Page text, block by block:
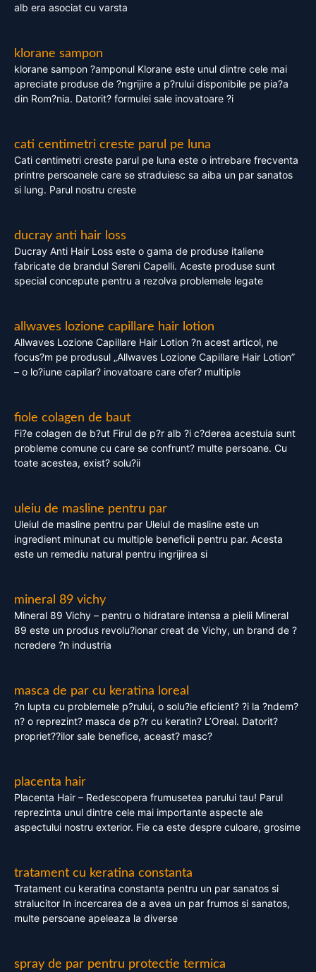
alb era asociat cu varsta
klorane sampon
klorane sampon ?amponul Klorane este unul dintre cele mai
apreciate produse de ?ngrijire a p?rului disponibile pe pia?a
din Rom?nia. Datorit? formulei sale inovatoare ?i
cati centimetri creste parul pe luna
Cati centimetri creste parul pe luna este o intrebare frecventa
printre persoanele care se straduiesc sa aiba un par sanatos
si lung. Parul nostru creste
ducray anti hair loss
Ducray Anti Hair Loss este o gama de produse italiene
fabricate de brandul Sereni Capelli. Aceste produse sunt
special concepute pentru a rezolva problemele legate
allwaves lozione capillare hair lotion
Allwaves Lozione Capillare Hair Lotion ?n acest articol, ne
focus?m pe produsul „Allwaves Lozione Capillare Hair Lotion”
– o lo?iune capilar? inovatoare care ofer? multiple
fiole colagen de baut
Fi?e colagen de b?ut Firul de p?r alb ?i c?derea acestuia sunt
probleme comune cu care se confrunt? multe persoane. Cu
toate acestea, exist? solu?ii
uleiu de masline pentru par
Uleiul de masline pentru par Uleiul de masline este un
ingredient minunat cu multiple beneficii pentru par. Acesta
este un remediu natural pentru ingrijirea si
mineral 89 vichy
Mineral 89 Vichy – pentru o hidratare intensa a pielii Mineral
89 este un produs revolu?ionar creat de Vichy, un brand de ?
ncredere ?n industria
masca de par cu keratina loreal
?n lupta cu problemele p?rului, o solu?ie eficient? ?i la ?ndem?
n? o reprezint? masca de p?r cu keratin? L’Oreal. Datorit?
propriet??ilor sale benefice, aceast? masc?
placenta hair
Placenta Hair – Redescopera frumusetea parului tau! Parul
reprezinta unul dintre cele mai importante aspecte ale
aspectului nostru exterior. Fie ca este despre culoare, grosime
tratament cu keratina constanta
Tratament cu keratina constanta pentru un par sanatos si
stralucitor In incercarea de a avea un par frumos si sanatos,
multe persoane apeleaza la diverse
spray de par pentru protectie termica